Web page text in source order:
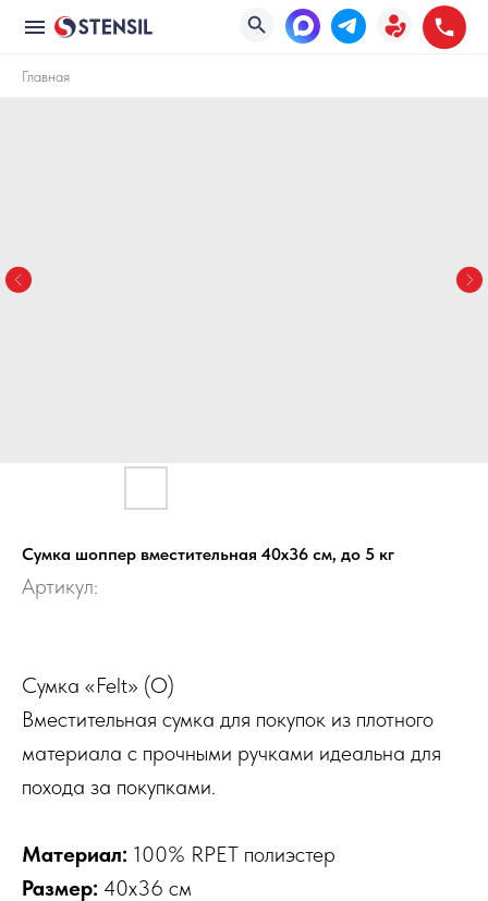
Главная
Сумка шоппер вместительная 40х36 см, до 5 кг
Артикул:
Сумка «Felt» (O)
Вместительная сумка для покупок из плотного
материала с прочными ручками идеальна для
похода за покупками.
Материал: 100% RPET полиэстер
Размер: 40х36 см